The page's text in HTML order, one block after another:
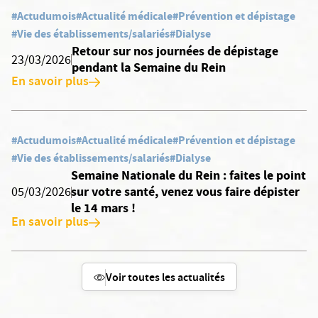
#Actudumois#Actualité médicale#Prévention et dépistage
#Vie des établissements/salariés#Dialyse
23/03/2026
Retour sur nos journées de dépistage
pendant la Semaine du Rein
En savoir plus
#Actudumois#Actualité médicale#Prévention et dépistage
#Vie des établissements/salariés#Dialyse
05/03/2026
Semaine Nationale du Rein : faites le point
sur votre santé, venez vous faire dépister
le 14 mars !
En savoir plus
Voir toutes les actualités